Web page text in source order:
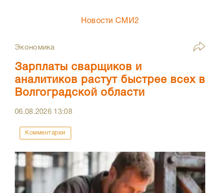
Новости СМИ2
Экономика
Зарплаты сварщиков и
аналитиков растут быстрее всех в
Волгоградской области
06.08.2026 13:08
Комментарии